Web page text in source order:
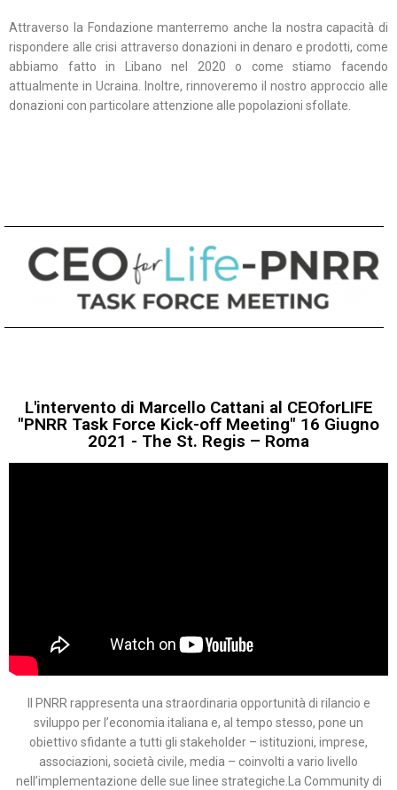
Attraverso la Fondazione manterremo anche la nostra capacità di
rispondere alle crisi attraverso donazioni in denaro e prodotti, come
abbiamo fatto in Libano nel 2020 o come stiamo facendo
attualmente in Ucraina. Inoltre, rinnoveremo il nostro approccio alle
donazioni con particolare attenzione alle popolazioni sfollate.
L'intervento di Marcello Cattani al CEOforLIFE
"PNRR Task Force Kick-off Meeting" 16 Giugno
2021 - The St. Regis – Roma
Il PNRR rappresenta una straordinaria opportunità di rilancio e
sviluppo per l’economia italiana e, al tempo stesso, pone un
obiettivo sfidante a tutti gli stakeholder – istituzioni, imprese,
associazioni, società civile, media – coinvolti a vario livello
nell’implementazione delle sue linee strategiche.La Community di